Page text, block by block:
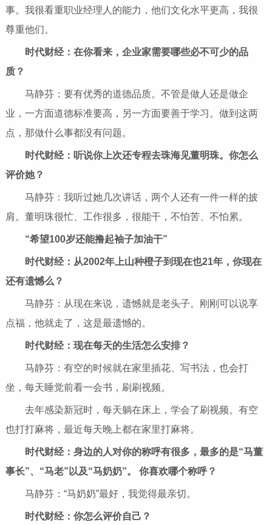
事。我很看重职业经理人的能力，他们文化水平更高，我很
尊重他们。
时代财经：在你看来，企业家需要哪些必不可少的品
质？
马静芬：要有优秀的道德品质。不管是做人还是做企
业，一方面道德标准要高，另一方面要善于学习。做到这两
点，那做什么事都没有问题。
时代财经：听说你上次还专程去珠海见董明珠。你怎么
评价她？
马静芬：我听过她几次讲话，两个人还有一件一样的披
肩。董明珠很忙、工作很多，很能干，不怕苦、不怕累。
“希望100岁还能撸起袖子加油干”
时代财经：从2002年上山种橙子到现在也21年，你现在
还有遗憾么？
马静芬：从现在来说，遗憾就是老头子。刚刚可以说享
点福，他就走了，这是最遗憾的。
时代财经：现在每天的生活怎么安排？
马静芬：有空的时候就在家里插花、写书法，也会打
坐，每天睡觉前看一会书，刷刷视频。
去年感染新冠时，每天躺在床上，学会了刷视频。有空
也打打麻将，最近每天晚上都在家里打麻将。
时代财经：身边的人对你的称呼有很多，最多的是“马董
事长”、“马老”以及“马奶奶”。 你喜欢哪个称呼？
马静芬：“马奶奶”最好，我觉得最亲切。
时代财经：你怎么评价自己？